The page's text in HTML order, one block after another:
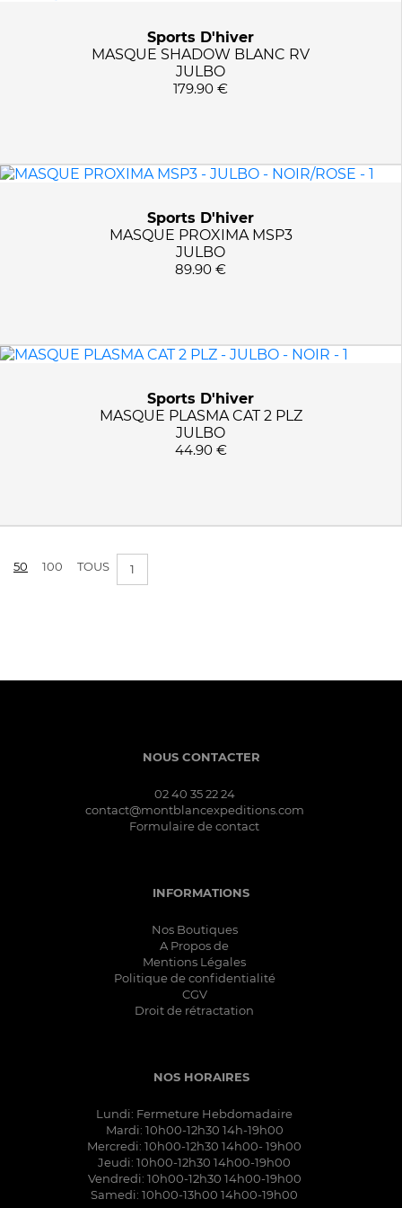
NOIR
APPLIQUER LES FILTRES
Sports D'hiver
MASQUE SHADOW BLANC RV
JULBO
179.90 €
Sports D'hiver
MASQUE PROXIMA MSP3
JULBO
89.90 €
Sports D'hiver
MASQUE PLASMA CAT 2 PLZ
JULBO
44.90 €
50 100 TOUS 1
NOUS CONTACTER
02 40 35 22 24
contact@montblancexpeditions.com
Formulaire de contact
INFORMATIONS
Nos Boutiques
A Propos de
Mentions Légales
Politique de confidentialité
CGV
Droit de rétractation
NOS HORAIRES
Lundi: Fermeture Hebdomadaire
Mardi: 10h00-12h30 14h-19h00
Mercredi: 10h00-12h30 14h00- 19h00
Jeudi: 10h00-12h30 14h00-19h00
Vendredi: 10h00-12h30 14h00-19h00
Samedi: 10h00-13h00 14h00-19h00